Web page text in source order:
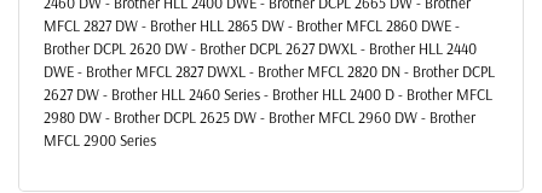
MFCL 2827 DW - Brother HLL 2865 DW - Brother MFCL 2860 DWE -
Brother DCPL 2620 DW - Brother DCPL 2627 DWXL - Brother HLL 2440
DWE - Brother MFCL 2827 DWXL - Brother MFCL 2820 DN - Brother DCPL
2627 DW - Brother HLL 2460 Series - Brother HLL 2400 D - Brother MFCL
2980 DW - Brother DCPL 2625 DW - Brother MFCL 2960 DW - Brother
MFCL 2900 Series